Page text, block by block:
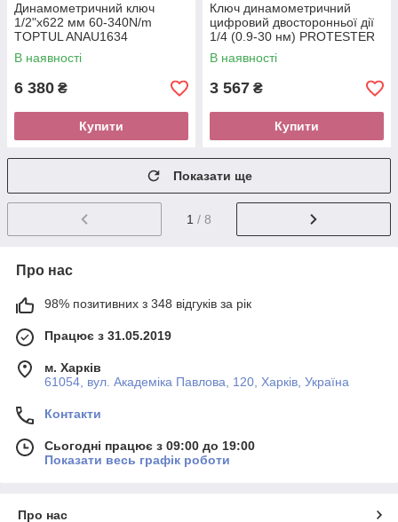
Динамометричний ключ
1/2"x622 мм 60-340N/m
TOPTUL ANAU1634
В наявності
6 380 ₴
Купити
Ключ динамометричний
цифровий двосторонньої дії
1/4 (0.9-30 нм) PROTESTER
AWM-30
В наявності
3 567 ₴
Купити
Показати ще
1 / 8
Про нас
98% позитивних з 348 відгуків за рік
Працює з 31.05.2019
м. Харків
61054, вул. Академіка Павлова, 120, Харків, Україна
Контакти
Сьогодні працює з 09:00 до 19:00
Показати весь графік роботи
Про нас